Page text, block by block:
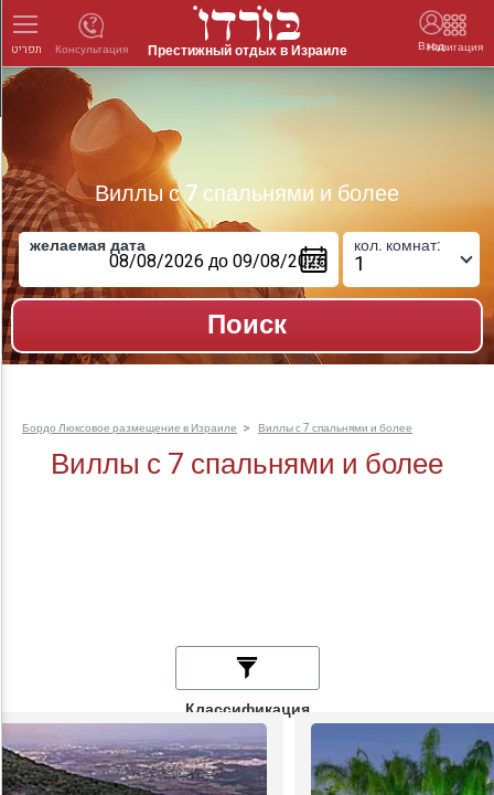
תפריט Престижный отдых в Израиле Вход
Навигация
Консультация
Виллы с 7 спальнями и более
желаемая дата кол. комнат:
Бордо Люксовое размещение в Израиле Виллы с 7 спальнями и более
Виллы с 7 спальнями и более
Классификация